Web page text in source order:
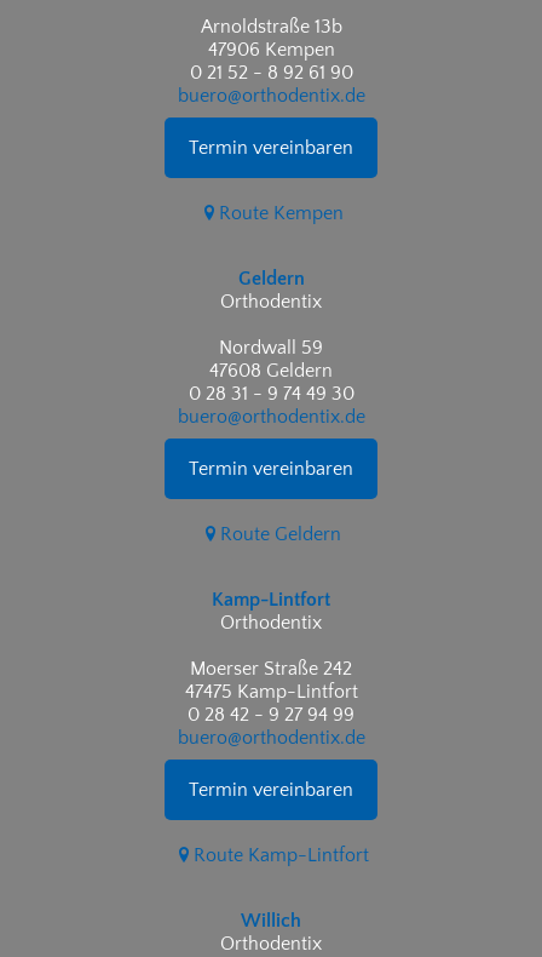
Arnoldstraße 13b
47906 Kempen
0 21 52 - 8 92 61 90
buero@orthodentix.de
Termin vereinbaren
Route Kempen
Geldern
Orthodentix
Nordwall 59
47608 Geldern
0 28 31 - 9 74 49 30
buero@orthodentix.de
Termin vereinbaren
Route Geldern
Kamp-Lintfort
Orthodentix
Moerser Straße 242
47475 Kamp-Lintfort
0 28 42 - 9 27 94 99
buero@orthodentix.de
Termin vereinbaren
Route Kamp-Lintfort
Willich
Orthodentix